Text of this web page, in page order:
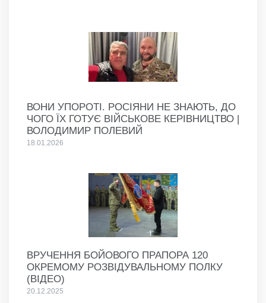
ВОНИ УПОРОТІ. РОСІЯНИ НЕ ЗНАЮТЬ, ДО
ЧОГО ЇХ ГОТУЄ ВІЙСЬКОВЕ КЕРІВНИЦТВО |
ВОЛОДИМИР ПОЛЕВИЙ
18.01.2026
ВРУЧЕННЯ БОЙОВОГО ПРАПОРА 120
ОКРЕМОМУ РОЗВІДУВАЛЬНОМУ ПОЛКУ
(ВІДЕО)
20.12.2025